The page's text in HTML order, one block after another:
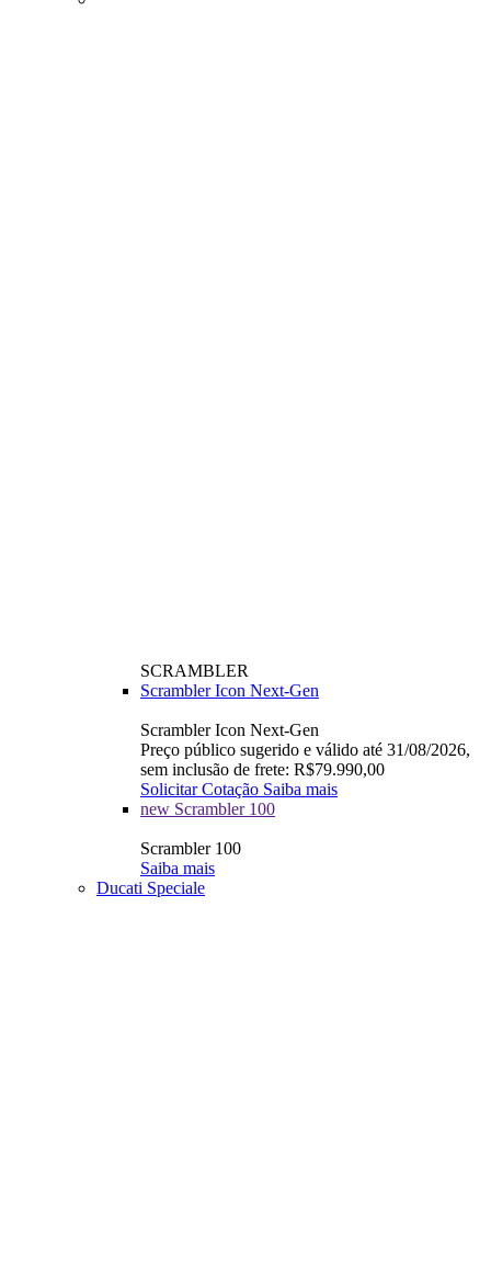
SCRAMBLER
Scrambler Icon Next-Gen
Scrambler Icon Next-Gen
Preço público sugerido e válido até 31/08/2026,
sem inclusão de frete: R$79.990,00
Solicitar Cotação Saiba mais
new Scrambler 100
Scrambler 100
Saiba mais
Ducati Speciale